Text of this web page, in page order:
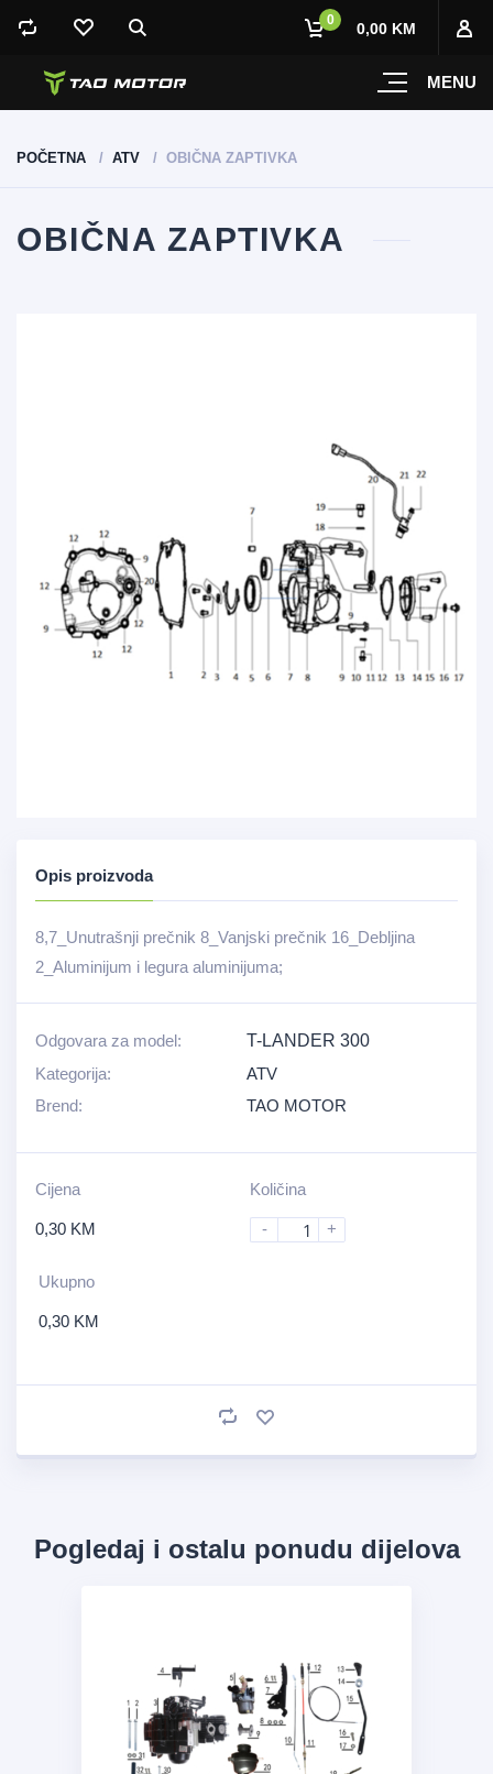
MENU
0 0,00 KM
POČETNA ATV OBIČNA ZAPTIVKA
OBIČNA ZAPTIVKA
Opis proizvoda
8,7_Unutrašnji prečnik 8_Vanjski prečnik 16_Debljina
2_Aluminijum i legura aluminijuma;
Odgovara za model:
T-LANDER 300
Kategorija:
ATV
Brend:
TAO MOTOR
Cijena
0,30 KM
Količina
- +
Ukupno
0,30 KM
Pogledaj i ostalu ponudu dijelova